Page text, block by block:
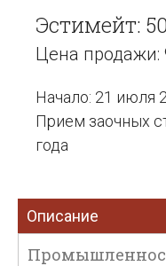
Эстимейт:
Цена продажи:
Начало: 21 июля
Прием заочных
года
Описание